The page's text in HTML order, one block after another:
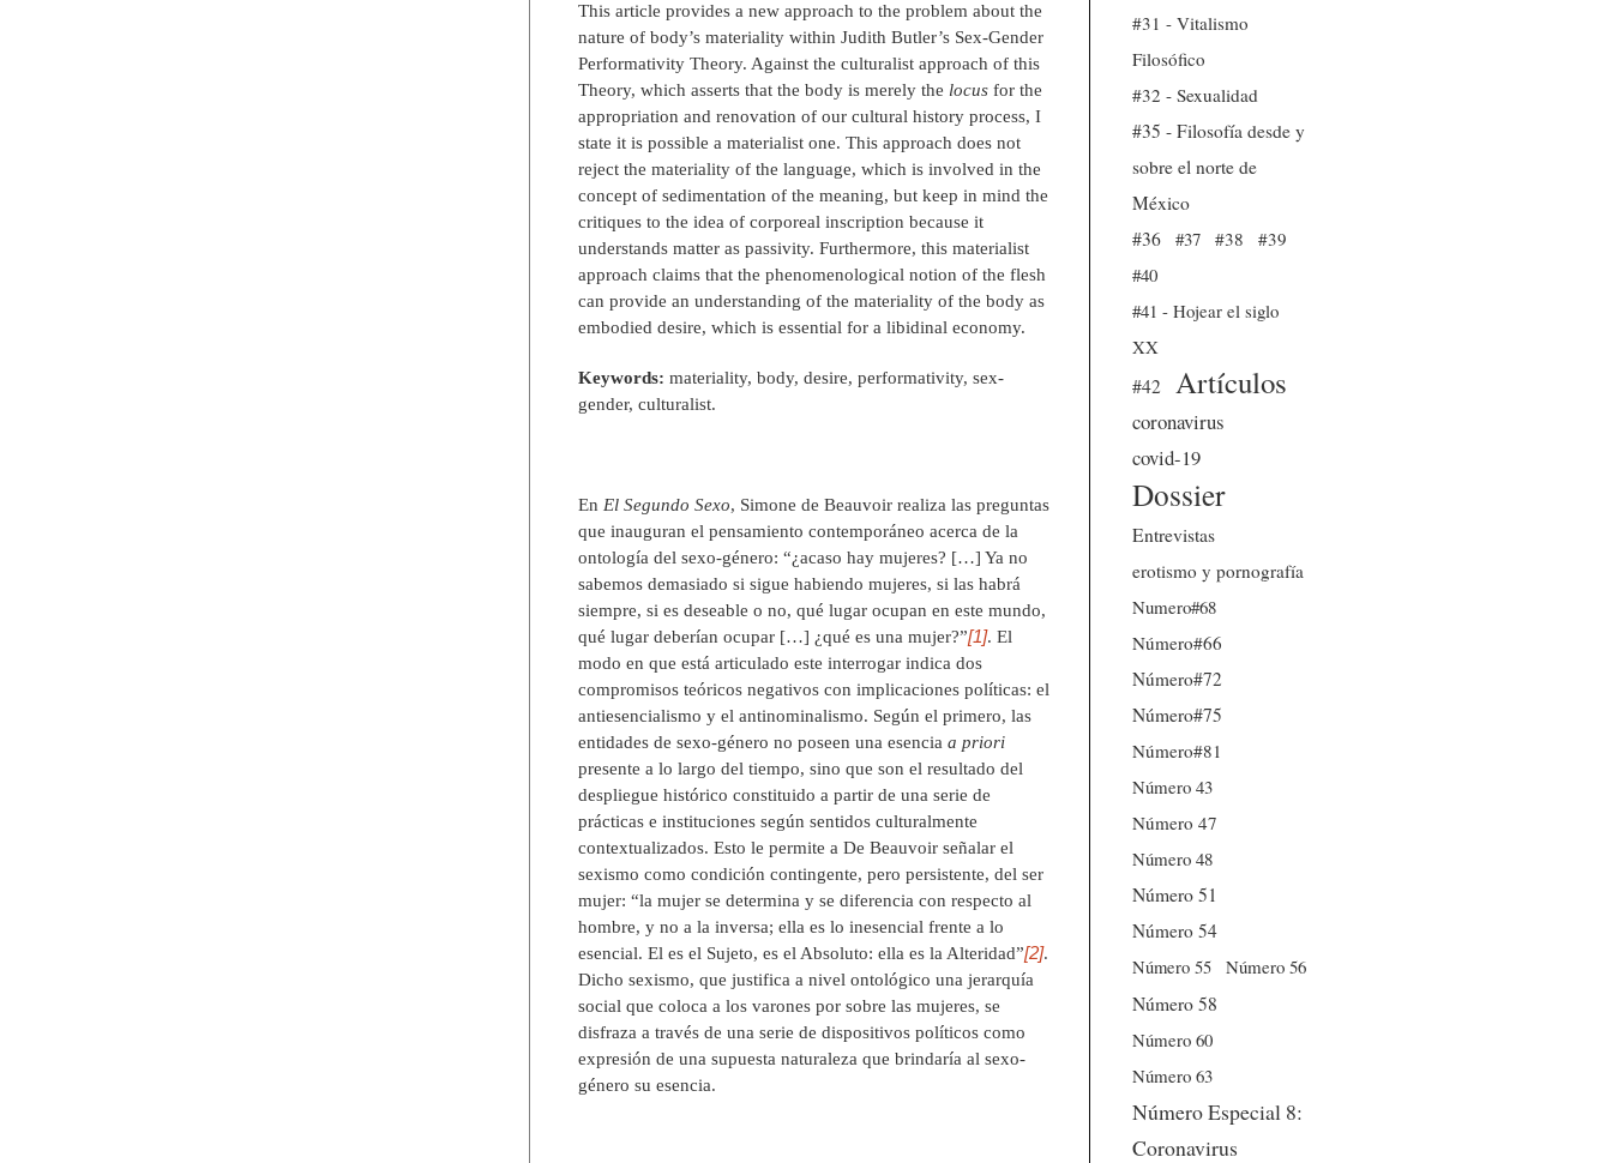
This article provides a new approach to the problem about the
nature of body’s materiality within Judith Butler’s Sex-Gender
Performativity Theory. Against the culturalist approach of this
Theory, which asserts that the body is merely the locus for the
appropriation and renovation of our cultural history process, I
state it is possible a materialist one. This approach does not
reject the materiality of the language, which is involved in the
concept of sedimentation of the meaning, but keep in mind the
critiques to the idea of corporeal inscription because it
understands matter as passivity. Furthermore, this materialist
approach claims that the phenomenological notion of the flesh
can provide an understanding of the materiality of the body as
embodied desire, which is essential for a libidinal economy.
Keywords: materiality, body, desire, performativity, sex-
gender, culturalist.
En El Segundo Sexo, Simone de Beauvoir realiza las preguntas
que inauguran el pensamiento contemporáneo acerca de la
ontología del sexo-género: “¿acaso hay mujeres? […] Ya no
sabemos demasiado si sigue habiendo mujeres, si las habrá
siempre, si es deseable o no, qué lugar ocupan en este mundo,
qué lugar deberían ocupar […] ¿qué es una mujer?”[1]. El
modo en que está articulado este interrogar indica dos
compromisos teóricos negativos con implicaciones políticas: el
antiesencialismo y el antinominalismo. Según el primero, las
entidades de sexo-género no poseen una esencia a priori
presente a lo largo del tiempo, sino que son el resultado del
despliegue histórico constituido a partir de una serie de
prácticas e instituciones según sentidos culturalmente
contextualizados. Esto le permite a De Beauvoir señalar el
sexismo como condición contingente, pero persistente, del ser
mujer: “la mujer se determina y se diferencia con respecto al
hombre, y no a la inversa; ella es lo inesencial frente a lo
esencial. El es el Sujeto, es el Absoluto: ella es la Alteridad”[2].
Dicho sexismo, que justifica a nivel ontológico una jerarquía
social que coloca a los varones por sobre las mujeres, se
disfraza a través de una serie de dispositivos políticos como
expresión de una supuesta naturaleza que brindaría al sexo-
género su esencia.
#31 - Vitalismo
Filosófico
#32 - Sexualidad
#35 - Filosofía desde y
sobre el norte de
México
#36
#37 #38
#39
#40
#41 - Hojear el siglo
XX
#42
Artículos
coronavirus
covid-19
Dossier
Entrevistas
erotismo y pornografía
Numero#68
Número#66
Número#72
Número#75
Número#81
Número 43
Número 47
Número 48
Número 51
Número 54
Número 55
Número 56
Número 58
Número 60
Número 63
Número Especial 8:
Coronavirus